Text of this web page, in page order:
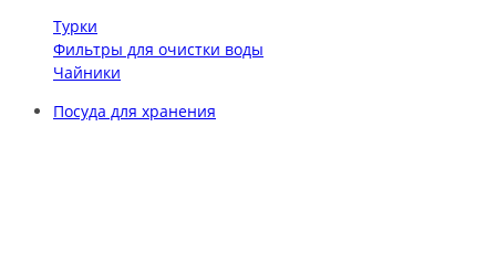
Турки
Фильтры для очистки воды
Чайники
Посуда для хранения